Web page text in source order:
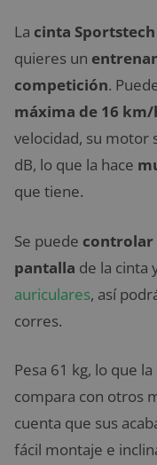
La cinta Sportstech
quieres un
competición.
máxima de 16 km/
velocidad, su motor
dB, lo que la hace
que tiene.
Se puede controlar
pantalla de la cinta
auriculares, así
corres.
Pesa 61 kg, lo que
compara con otros
cuenta que sus
fácil montaje e